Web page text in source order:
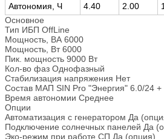
Автономия, Ч
4.40 2.00
Основное
Тип ИБП OffLine
Мощность, ВА 6000
Мощность, Вт 6000
Пик. мощность 9000 Вт
Кол-во фаз Однофазный
Стабилизация напряжения Нет
Состав МАП SIN Pro "Энергия" 6.0/24 +
Время автономии Среднее
Опции
Автоматизация с генератором Да
Подключение солнечных панелей Да
Эко-режим при работе СП Да (опция)